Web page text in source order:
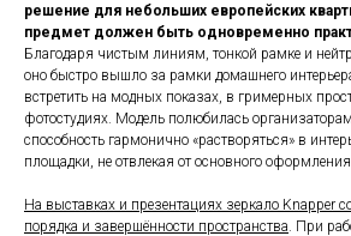
решение для небольших европейских
предмет должен быть одновременно
Благодаря чистым линиям, тонкой рамке и
оно быстро вышло за рамки домашнего
встретить на модных показах, в гримерных
фотостудиях. Модель полюбилась
способность гармонично «растворяться» в
площадки, не отвлекая от основного оформления.
На выставках и презентациях зеркало Knapper
порядка и завершённости пространства . При